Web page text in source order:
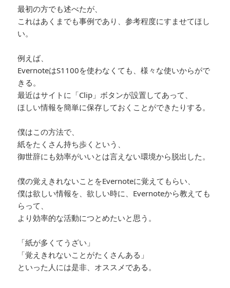
最初の方でも述べたが、
これはあくまでも事例であり、参考程度にすませてほし
い。
例えば、
EvernoteはS1100を使わなくても、様々な使いからがで
きる。
最近はサイトに「Clip」ボタンが設置してあって、
ほしい情報を簡単に保存しておくことができたりする。
僕はこの方法で、
紙をたくさん持ち歩くという、
御世辞にも効率がいいとは言えない環境から脱出した。
僕の覚えきれないことをEvernoteに覚えてもらい、
僕は欲しい情報を、欲しい時に、Evernoteから教えても
らって、
より効率的な活動につとめたいと思う。
「紙が多くてうざい」
「覚えきれないことがたくさんある」
といった人には是非、オススメである。